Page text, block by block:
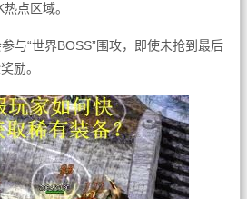
点区域。
与“世界BOSS”围攻，即使未抢到最后
励。